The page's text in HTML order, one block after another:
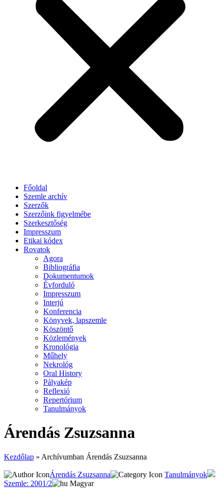
Főoldal
Szemle archív
Szerzők
Szerzőink figyelmébe
Szerkesztőség
Impresszum
Etikai kódex
Rovatok
Agora
Bibliográfia
Dokumentumok
Évforduló
Impresszum
Interjú
Konferencia
Könyvek, lapszemle
Köszöntő
Közlemények
Kronológia
Műhely
Nekrológ
Oral History
Pályakép
Reflexió
Repertórium
Tanulmányok
Árendás Zsuzsanna
Kezdőlap » Archívumban Árendás Zsuzsanna
Árendás Zsuzsanna
Tanulmányok
Szemle: 2001/2
Magyar